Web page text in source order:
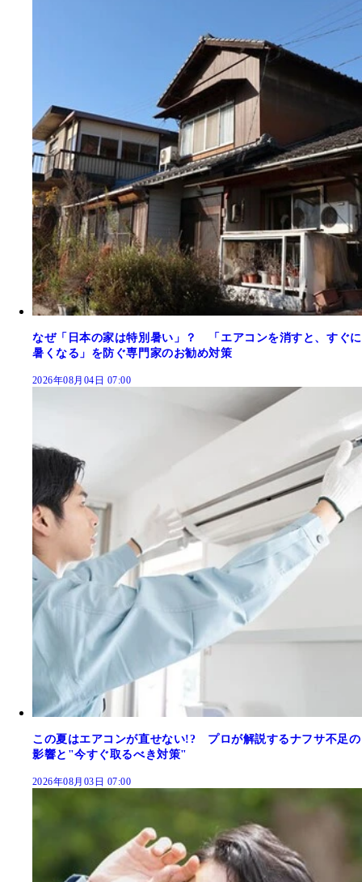
なぜ「日本の家は特別暑い」？ 「エアコンを消すと、すぐに
暑くなる」を防ぐ専門家のお勧め対策
2026年08月04日 07:00
この夏はエアコンが直せない!? プロが解説するナフサ不足の
影響と"今すぐ取るべき対策"
2026年08月03日 07:00